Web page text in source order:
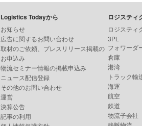
Logistics Todayから
お知らせ
広告に関するお問い合わせ
取材のご依頼、プレスリリース掲載の
お申込み
物流セミナー情報の掲載申込み
ニュース配信登録
その他のお問い合わせ
運営
決算公告
記事の利用
ロジスティ
ロジスティ
3PL
フォワーダ
倉庫
港湾
トラック輸
海運
航空
鉄道
物流子会社